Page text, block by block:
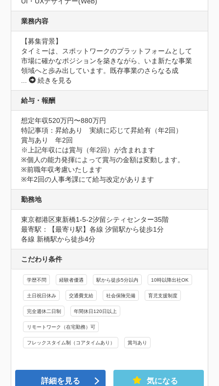
業務内容
【募集背景】
タイミーは、スポットワークのプラットフォームとして
市場に確かなポジションを築きながら、いま新たな事業
領域へと歩み出しています。既存事業のさらなる成
...
続きを見る
給与・報酬
想定年収520万円〜880万円
特記事項：昇給あり　実績に応じて昇給有（年2回）
賞与あり　年2回
※上記年収には賞与（年2回）が含まれます
※個人の能力発揮によって賞与の金額は変動します。
※前職年収考慮いたします
※年2回の人事考課にて給与改定があります
勤務地
東京都港区東新橋1-5-2汐留シティセンター35階
最寄駅：【最寄り駅】各線 汐留駅から徒歩1分
各線 新橋駅から徒歩4分
こだわり条件
学歴不問 経験者優遇 駅から徒歩5分以内 10時以降出社OK
土日祝日休み 交通費支給 社会保険完備 育児支援制度
完全週休二日制 年間休日120日以上
リモートワーク（在宅勤務）可
フレックスタイム制（コアタイムあり） 賞与あり
詳細を見る 気になる